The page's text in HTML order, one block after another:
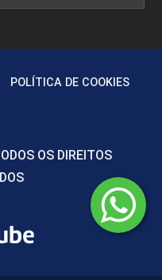
POLÍTICA DE COOKIES
OS DIREITOS